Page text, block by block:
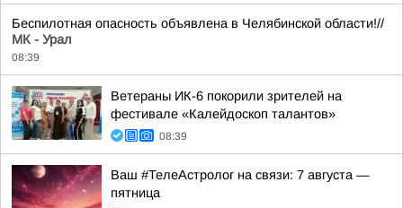
Беспилотная опасность объявлена в Челябинской области!//
МК - Урал
08:39
Ветераны ИК-6 покорили зрителей на
фестивале «Калейдоскоп талантов»
08:39
Ваш #ТелеАстролог на связи: 7 августа —
пятница